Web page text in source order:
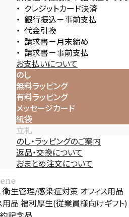
クレジットカード決済
銀行振込－事前支払
代金引換
請求書－月末締め
請求書－事前支払
お支払いについて
のし
無料ラッピング
有料ラッピング
メッセージカード
紙袋
立札
のし・ラッピングのご案内
返品・交換について
おまとめ注文について
衛生管理/感染症対策 オフィス用品
用品 福利厚生(従業員様向けギフト)